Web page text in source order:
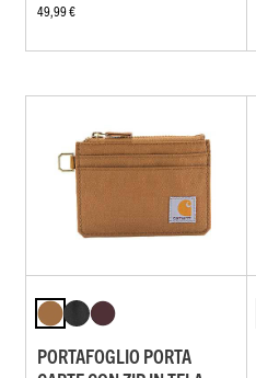
49,99 €
PORTAFOGLIO PORTA